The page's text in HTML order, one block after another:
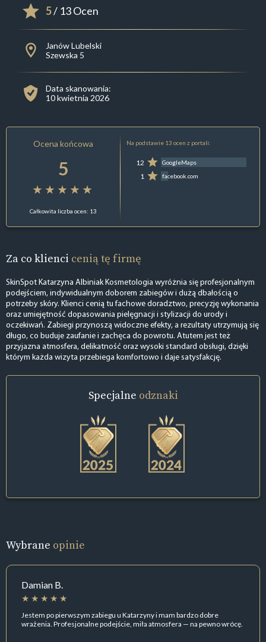
5/ 13 Ocen
Janów Lubelski
Szewska 5
Data skanowania:
10 kwietnia 2026
Ocena końcowa
5
Całkowita liczba ocen: 13
Na podstawie 13 ocen z portali:
12 GoogleMaps
1 facebook.com
Za co klienci cenią tę firmę
SkinSpot Katarzyna Albiniak Kosmetologia wyróżnia się profesjonalnym
podejściem, indywidualnym doborem zabiegów i dużą dbałością o
potrzeby skóry. Klienci cenią tu fachowe doradztwo, precyzję wykonania
oraz umiejętność dopasowania pielęgnacji i stylizacji do urody i
oczekiwań. Zabiegi przynoszą widoczne efekty, a rezultaty utrzymują się
długo, co buduje zaufanie i zachęca do powrotu. Atutem jest też
przyjazna atmosfera, delikatność oraz wysoki standard obsługi, dzięki
którym każda wizyta przebiega komfortowo i daje satysfakcję.
Specjalne odznaki
Wybrane opinie
Damian B.
Jestem po pierwszym zabiegu u Katarzyny i mam bardzo dobre
wrażenia. Profesjonalne podejście, miła atmosfera — na pewno wrócę.